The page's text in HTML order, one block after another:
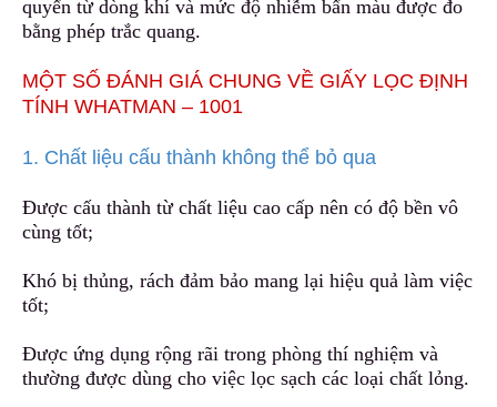
quyển từ dòng khí và mức độ nhiễm bẩn màu được đo
bằng phép trắc quang.
MỘT SỐ ĐÁNH GIÁ CHUNG VỀ GIẤY LỌC ĐỊNH
TÍNH WHATMAN – 1001
1. Chất liệu cấu thành không thể bỏ qua
Được cấu thành từ chất liệu cao cấp nên có độ bền vô
cùng tốt;
Khó bị thủng, rách đảm bảo mang lại hiệu quả làm việc
tốt;
Được ứng dụng rộng rãi trong phòng thí nghiệm và
thường được dùng cho việc lọc sạch các loại chất lỏng.